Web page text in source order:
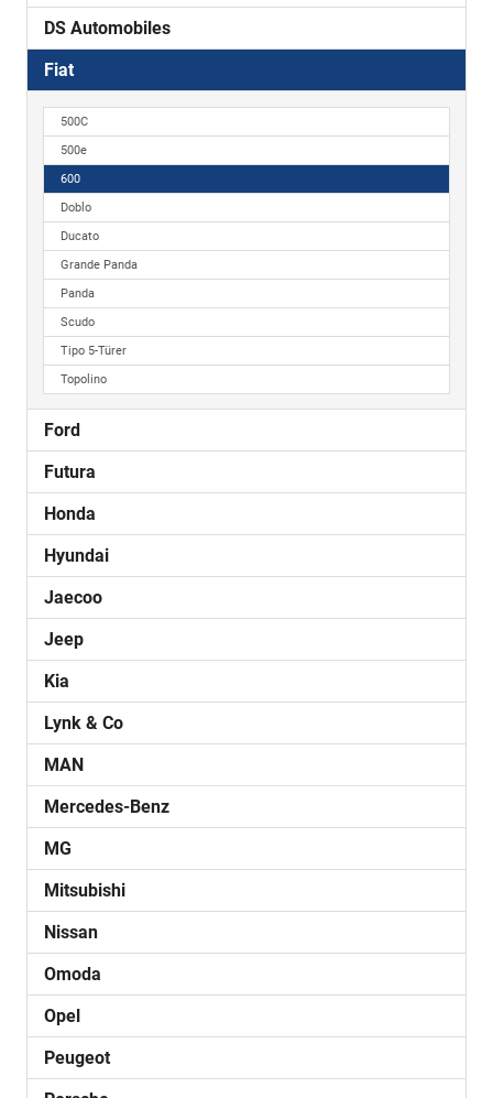
DS Automobiles
Fiat
500C
500e
600
Doblo
Ducato
Grande Panda
Panda
Scudo
Tipo 5-Türer
Topolino
Ford
Futura
Honda
Hyundai
Jaecoo
Jeep
Kia
Lynk & Co
MAN
Mercedes-Benz
MG
Mitsubishi
Nissan
Omoda
Opel
Peugeot